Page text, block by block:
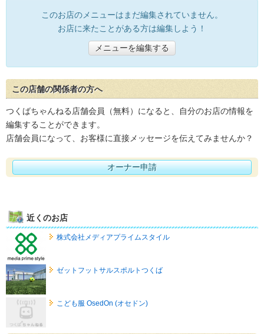
このお店のメニューはまだ編集されていません。
お店に来たことがある方は編集しよう！
メニューを編集する
この店舗の関係者の方へ
つくばちゃんねる店舗会員（無料）になると、自分のお店の情報を
編集することができます。
店舗会員になって、お客様に直接メッセージを伝えてみませんか？
オーナー申請
近くのお店
株式会社メディアプライムスタイル
ゼットフットサルスポルトつくば
こども服 OsedOn (オセドン)